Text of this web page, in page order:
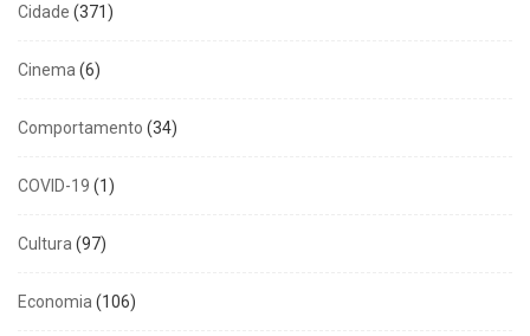
Cidade (371)
Cinema (6)
Comportamento (34)
COVID-19 (1)
Cultura (97)
Economia (106)